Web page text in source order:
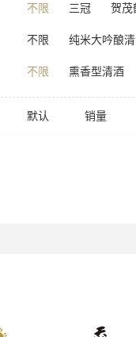
不限 三冠 贺茂
不限 纯米大吟酿
不限 熏香型清酒
默认 销量